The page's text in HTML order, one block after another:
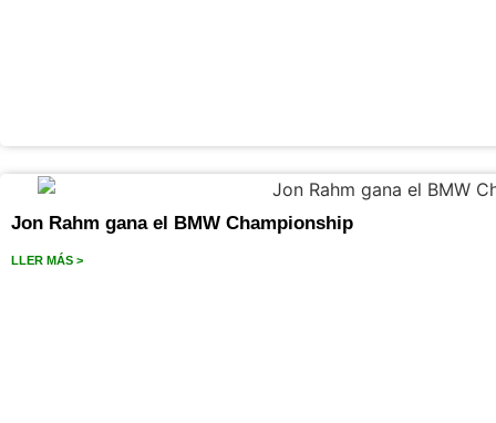
Jon Rahm gana el BMW Championship
LLER MÁS >